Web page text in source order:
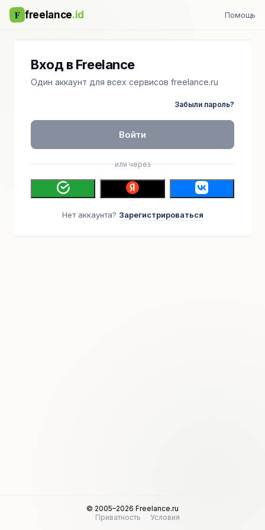
F freelance.id Помощь
Вход в Freelance
Один аккаунт для всех сервисов freelance.ru
Забыли пароль?
Войти
или через
Нет аккаунта? Зарегистрироваться
© 2005–2026 Freelance.ru
Приватность
Условия